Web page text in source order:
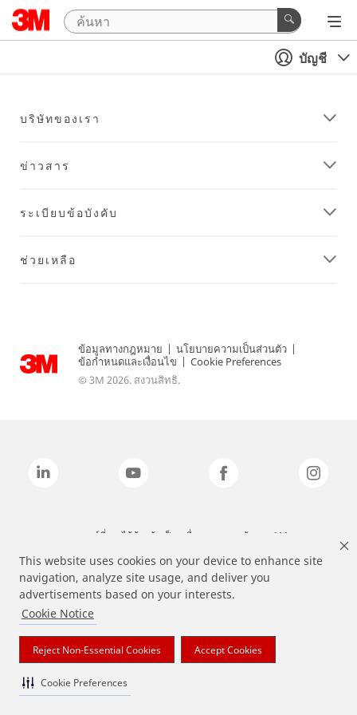
This website uses cookies on your device to enhance site
navigation, analyze site usage, and deliver you
advertisements based on your interests.
Cookie Notice
Reject Non-Essential Cookies Accept Cookies
Cookie Preferences
บัญชี
บริษัทของเรา
ข่าวสาร
ระเบียบข้อบังคับ
ช่วยเหลือ
ข้อมูลทางกฎหมาย | นโยบายความเป็นส่วนตัว |
ข้อกำหนดและเงื่อนไข | Cookie Preferences
© 3M 2026. สงวนสิทธิ.
แบรนด์ที่ระบุไว้ข้างต้นเป็นเครื่องหมายการค้าของ 3M